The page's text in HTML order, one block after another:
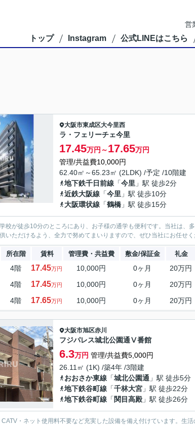
営
トップ Instagram 公式LINEはこちら
大阪市東成区大今里西
ラ・フェリーチェ今里
17.45万円～17.65万円
管理/共益費10,000円
62.40㎡～65.23㎡ (2LDK) /予定 /10階建
地下鉄千日前線 「今里 」駅 徒歩2分
近鉄大阪線 「今里 」駅 徒歩10分
大阪環状線 「鶴橋 」駅 徒歩15分
校が徒歩10分のところにあり、お子様の通学も便利です。当社は、
いただけるよう、全力で努めてまいりますので、ぜひ当社にお任せ
所在階 賃料 管理費・共益費 敷金/保証金 礼金
4階 17.45万円 10,000円 0ヶ月 20万円
4階 17.45万円 10,000円 0ヶ月 20万円
4階 17.65万円 10,000円 0ヶ月 20万円
大阪市旭区赤川
フジパレス城北公園通Ⅴ番館
6.3万円 管理/共益費5,000円
26.11㎡ (1K) /築4年 /3階建
おおさか東線 「城北公園通 」駅 徒歩5分
地下鉄谷町線 「千林大宮 」駅 徒歩22分
地下鉄谷町線 「 関目高殿 」駅 徒歩26分
・ネット使用料不要など充実した設備を備え付けています。生